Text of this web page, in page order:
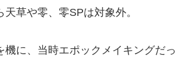
天草や零、零SPは対象外。
機に、当時エポックメイキングだ